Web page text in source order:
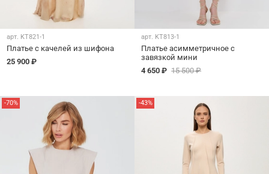
арт. KT821-1
Платье с качелей из шифона
25 900 ₽
арт. KT813-1
Платье асимметричное с
завязкой мини
4 650 ₽ 15 500 ₽
-70% -43%